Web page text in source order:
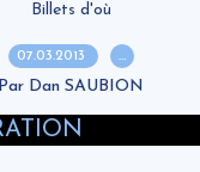
Billets d'où
07.03.2013 …
Par Dan SAUBION